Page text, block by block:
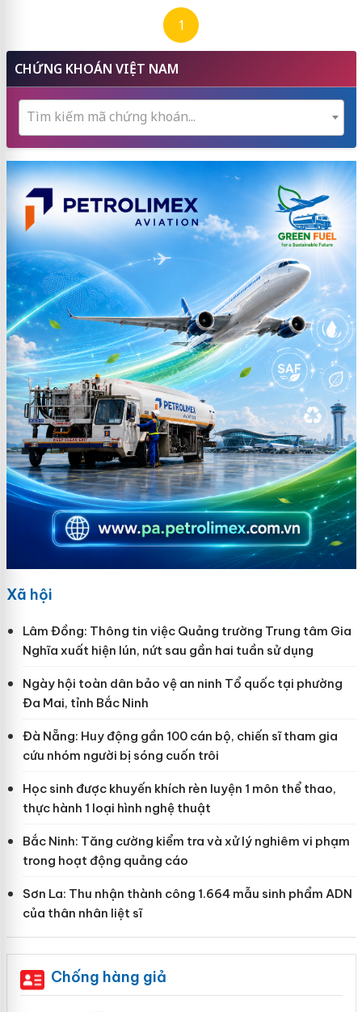
1
CHỨNG KHOÁN VIỆT NAM
Tìm kiếm mã chứng khoán...
Xã hội
Lâm Đồng: Thông tin việc Quảng trường Trung tâm Gia
Nghĩa xuất hiện lún, nứt sau gần hai tuần sử dụng
Ngày hội toàn dân bảo vệ an ninh Tổ quốc tại phường
Đa Mai, tỉnh Bắc Ninh
Đà Nẵng: Huy động gần 100 cán bộ, chiến sĩ tham gia
cứu nhóm người bị sóng cuốn trôi
Học sinh được khuyến khích rèn luyện 1 môn thể thao,
thực hành 1 loại hình nghệ thuật
Bắc Ninh: Tăng cường kiểm tra và xử lý nghiêm vi phạm
trong hoạt động quảng cáo
Sơn La: Thu nhận thành công 1.664 mẫu sinh phẩm ADN
của thân nhân liệt sĩ
Chống hàng giả